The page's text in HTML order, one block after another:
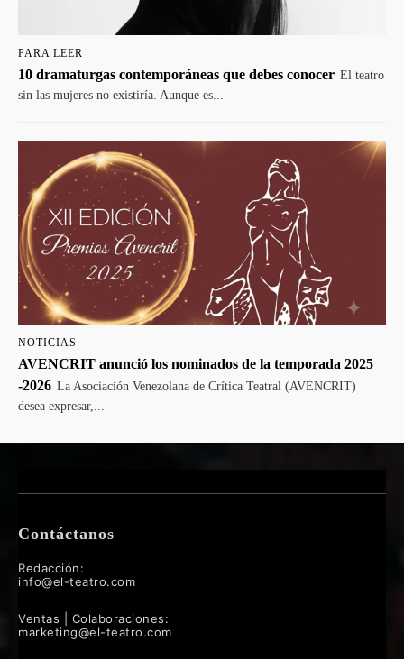
PARA LEER
10 dramaturgas contemporáneas que debes conocer El teatro
sin las mujeres no existiría. Aunque es...
NOTICIAS
AVENCRIT anunció los nominados de la temporada 2025
-2026 La Asociación Venezolana de Crítica Teatral (AVENCRIT)
desea expresar,...
Contáctanos
Redacción:
info@el-teatro.com
Ventas | Colaboraciones:
marketing@el-teatro.com